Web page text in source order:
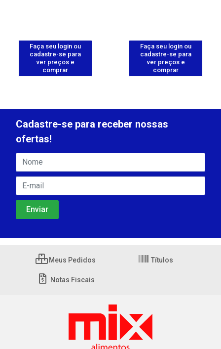
Faça seu login ou
cadastre-se para
ver preços e
comprar
Faça seu login ou
cadastre-se para
ver preços e
comprar
Cadastre-se para receber nossas
ofertas!
Meus Pedidos Títulos
Notas Fiscais